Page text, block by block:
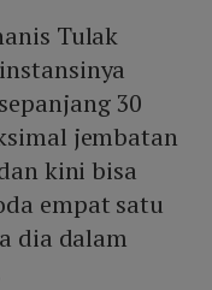
Tulak
30
jembatan
kini bisa
empat satu
dia dalam